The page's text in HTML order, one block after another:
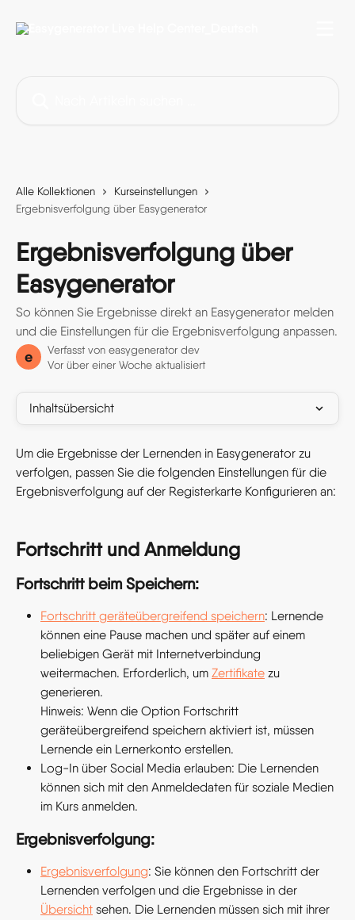
Alle Kollektionen
Kurseinstellungen
Ergebnisverfolgung über Easygenerator
Ergebnisverfolgung über
Easygenerator
So können Sie Ergebnisse direkt an Easygenerator melden
und die Einstellungen für die Ergebnisverfolgung anpassen.
e Verfasst von easygenerator dev
Vor über einer Woche aktualisiert
Inhaltsübersicht
Um die Ergebnisse der Lernenden in Easygenerator zu
verfolgen, passen Sie die folgenden Einstellungen für die
Ergebnisverfolgung auf der Registerkarte Konfigurieren an:
Fortschritt und Anmeldung
Fortschritt beim Speichern:
Fortschritt geräteübergreifend speichern: Lernende
können eine Pause machen und später auf einem
beliebigen Gerät mit Internetverbindung
weitermachen. Erforderlich, um Zertifikate zu
generieren.
Hinweis: Wenn die Option Fortschritt
geräteübergreifend speichern aktiviert ist, müssen
Lernende ein Lernerkonto erstellen.
Log-In über Social Media erlauben: Die Lernenden
können sich mit den Anmeldedaten für soziale Medien
im Kurs anmelden.
Ergebnisverfolgung:
Ergebnisverfolgung: Sie können den Fortschritt der
Lernenden verfolgen und die Ergebnisse in der
Übersicht sehen. Die Lernenden müssen sich mit ihrer